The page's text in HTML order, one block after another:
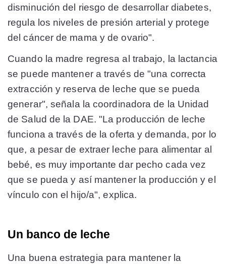
disminución del riesgo de desarrollar diabetes,
regula los niveles de presión arterial y protege
del cáncer de mama y de ovario".
Cuando la madre regresa al trabajo, la lactancia
se puede mantener a través de "una correcta
extracción y reserva de leche que se pueda
generar", señala la coordinadora de la Unidad
de Salud de la DAE. "La producción de leche
funciona a través de la oferta y demanda, por lo
que, a pesar de extraer leche para alimentar al
bebé, es muy importante dar pecho cada vez
que se pueda y así mantener la producción y el
vínculo con el hijo/a", explica.
Un banco de leche
Una buena estrategia para mantener la